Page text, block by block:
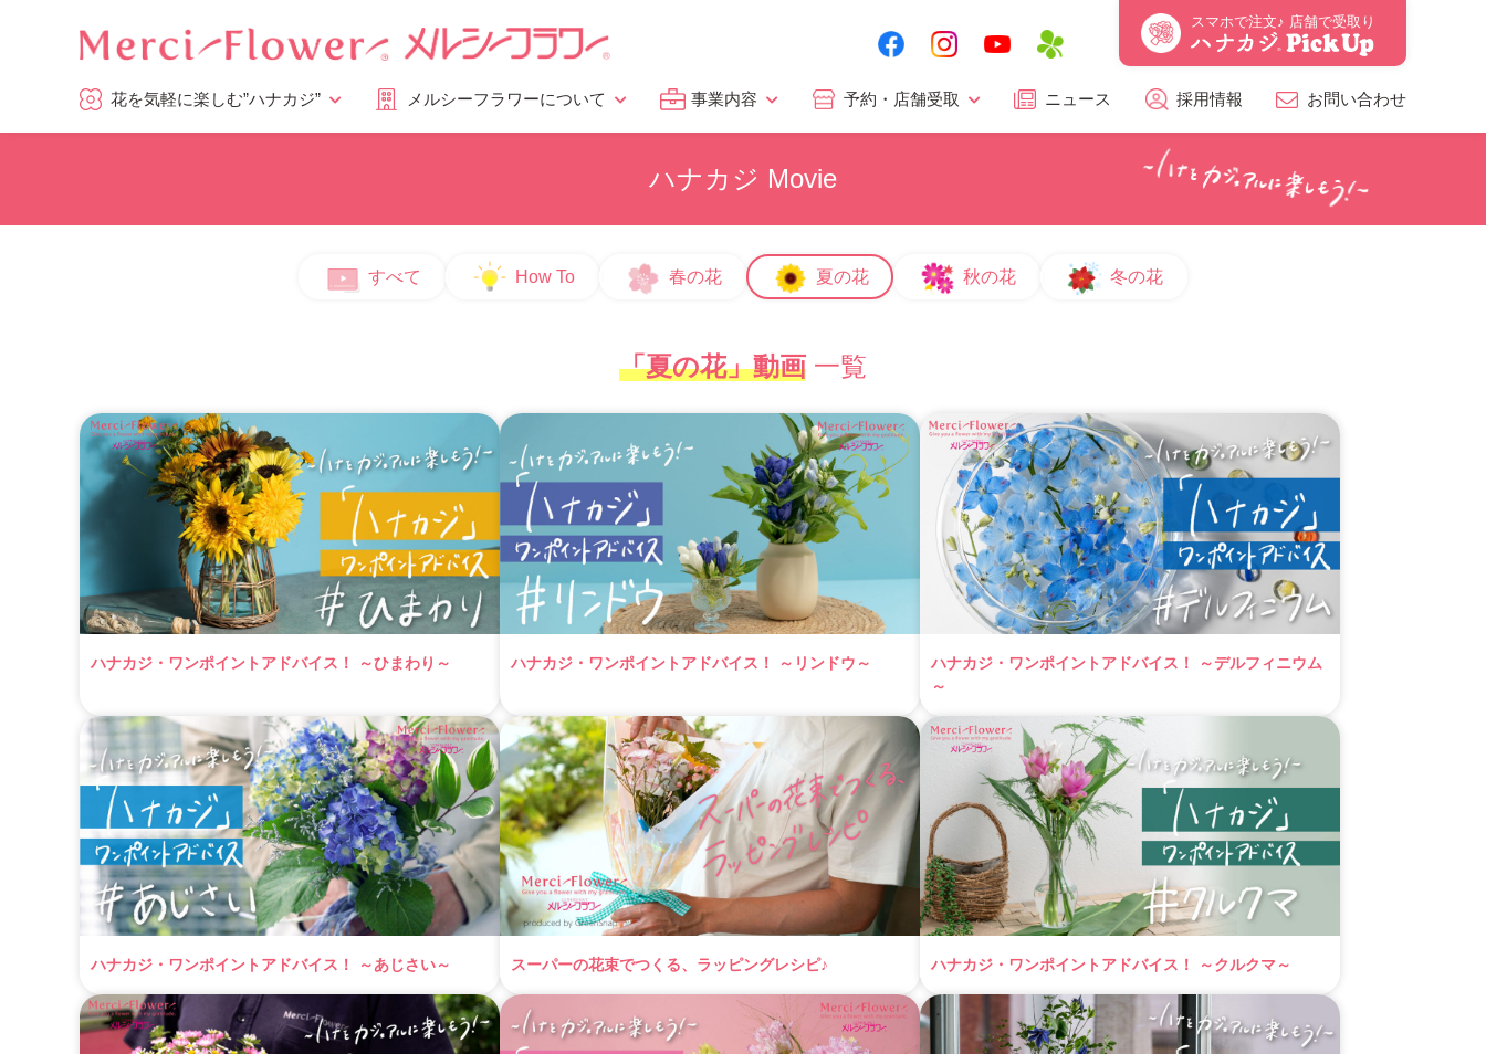
スマホで注文♪ 店舗で受取り
花を気軽に楽しむ”ハナカジ” メルシーフラワーについて 事業内容 予約・店舗受取 ニュース 採用情報 お問い合わせ
ハナカジ Movie
すべて How To 春の花 夏の花 秋の花 冬の花
「夏の花」動画 一覧
ハナカジ・ワンポイントアドバイス！ ～ひまわり～ ハナカジ・ワンポイントアドバイス！ ～リンドウ～
ハナカジ・ワンポイントアドバイス！ ～デルフィニウム
～
ハナカジ・ワンポイントアドバイス！ ～あじさい～ スーパーの花束でつくる、ラッピングレシピ♪ ハナカジ・ワンポイントアドバイス！ ～クルクマ～